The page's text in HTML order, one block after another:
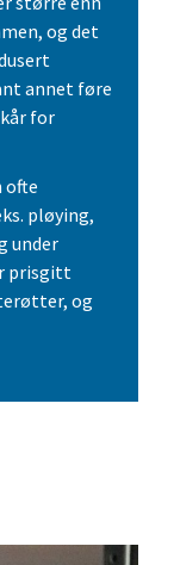
og det
annet føre
for
ofte
pløying,
under
prisgitt
og